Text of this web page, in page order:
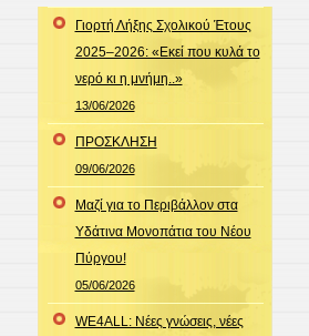
Γιορτή Λήξης Σχολικού Έτους
2025–2026: «Εκεί που κυλά το
νερό κι η μνήμη..»
13/06/2026
ΠΡΟΣΚΛΗΣΗ
09/06/2026
Μαζί για το Περιβάλλον στα
Υδάτινα Μονοπάτια του Νέου
Πύργου!
05/06/2026
WE4ALL: Νέες γνώσεις, νέες